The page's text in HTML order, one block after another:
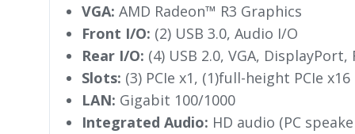
VGA: AMD Radeon™ R3 Graphics
Front I/O: (2) USB 3.0, Audio I/O
Rear I/O: (4) USB 2.0, VGA, DisplayPort,
Slots: (3) PCIe x1, (1)full-height PCIe x16
LAN: Gigabit 100/1000
Integrated Audio: HD audio (PC